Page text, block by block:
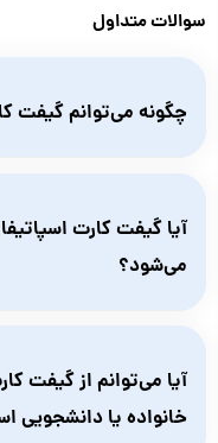
سوالات متداول
چگونه می‌توانم گیفت
حساب کاربری خود وارد و
آیا گیفت کارت
می‌شود؟
باید برای تمدید، گیفت
آیا می‌توانم از گیفت
خانواده یا دانشجویی